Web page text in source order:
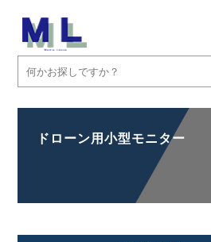
ドローン用小型モニター